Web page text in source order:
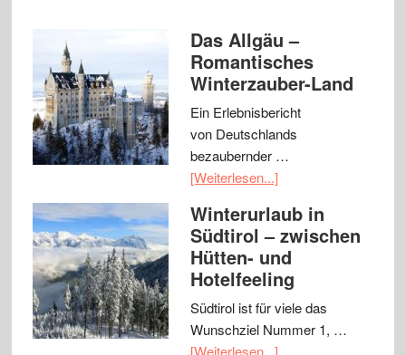
Das Allgäu –
Romantisches
Winterzauber-Land
Ein Erlebnisbericht
von Deutschlands
bezaubernder …
[Weiterlesen...]
Winterurlaub in
Südtirol – zwischen
Hütten- und
Hotelfeeling
Südtirol ist für viele das
Wunschziel Nummer 1, …
[Weiterlesen...]